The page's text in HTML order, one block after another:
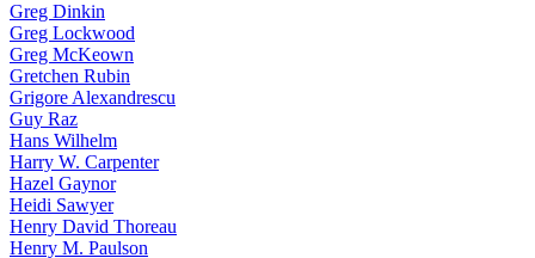
Greg Dinkin
Greg Lockwood
Greg McKeown
Gretchen Rubin
Grigore Alexandrescu
Guy Raz
Hans Wilhelm
Harry W. Carpenter
Hazel Gaynor
Heidi Sawyer
Henry David Thoreau
Henry M. Paulson